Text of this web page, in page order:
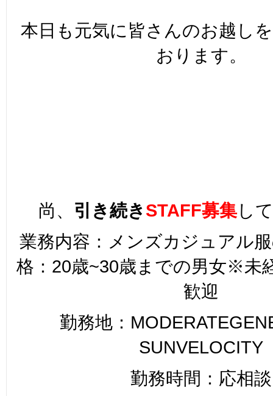
本日も元気に皆さんのお越し
おります。
尚、 引き続きSTAFF募集し
業務内容：メンズカジュアル
格：20歳~30歳までの男女※未
歓迎
勤務地：
SUNVELOCITY
勤務時間：応相談